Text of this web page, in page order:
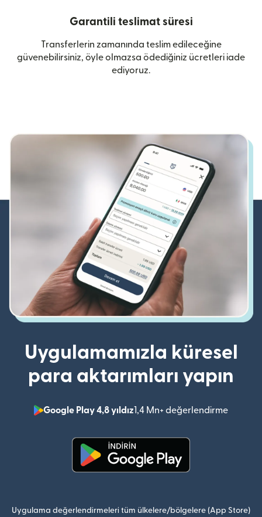
Garantili teslimat süresi
Transferlerin zamanında teslim edileceğine
güvenebilirsiniz, öyle olmazsa ödediğiniz ücretleri iade
ediyoruz.
Uygulamamızla küresel
para aktarımları yapın
Google Play 4,8 yıldız1,4 Mn+ değerlendirme
Uygulama değerlendirmeleri tüm ülkelere/bölgelere (App Store)